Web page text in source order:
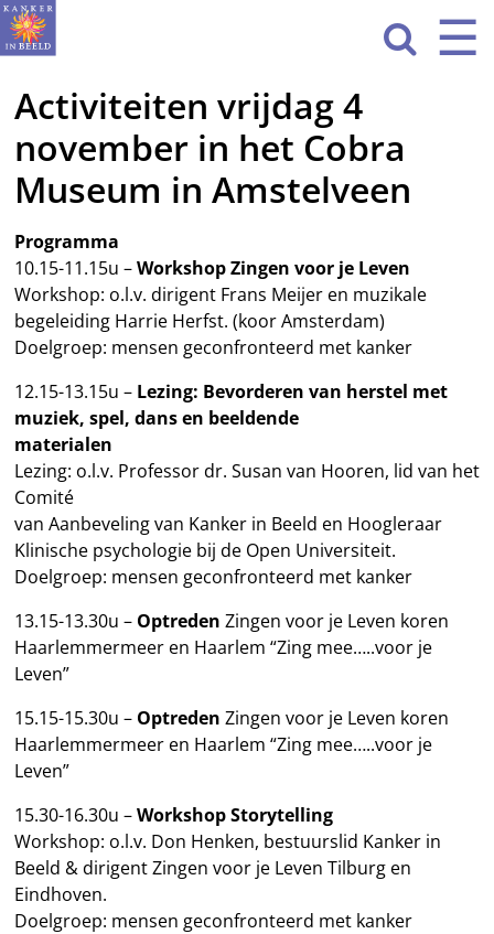
Sla
navigatie
over
☰
HOME
WAT WE DOEN
ACTIVITEITEN
OVER ONS
CONTACT
NIEUWS

Activiteiten vrijdag 4
november in het Cobra
Museum in Amstelveen
Programma
10.15-11.15u –Workshop Zingen voor je Leven
Workshop: o.l.v. dirigent Frans Meijer en muzikale
begeleiding Harrie Herfst. (koor Amsterdam)
Doelgroep: mensen geconfronteerd met kanker
12.15-13.15u – Lezing: Bevorderen van herstel met
muziek, spel, dans en beeldende
materialen
Lezing: o.l.v. Professor dr. Susan van Hooren, lid van het
Comité
van Aanbeveling van Kanker in Beeld en Hoogleraar
Klinische psychologie bij de Open Universiteit.
Doelgroep: mensen geconfronteerd met kanker
13.15-13.30u – Optreden Zingen voor je Leven koren
Haarlemmermeer en Haarlem “Zing mee…..voor je
Leven”
15.15-15.30u – Optreden Zingen voor je Leven koren
Haarlemmermeer en Haarlem “Zing mee…..voor je
Leven”
15.30-16.30u –WorkshopStorytelling
Workshop: o.l.v. Don Henken, bestuurslid Kanker in
Beeld & dirigent Zingen voor je Leven Tilburg en
Eindhoven.
Doelgroep: mensen geconfronteerd met kanker